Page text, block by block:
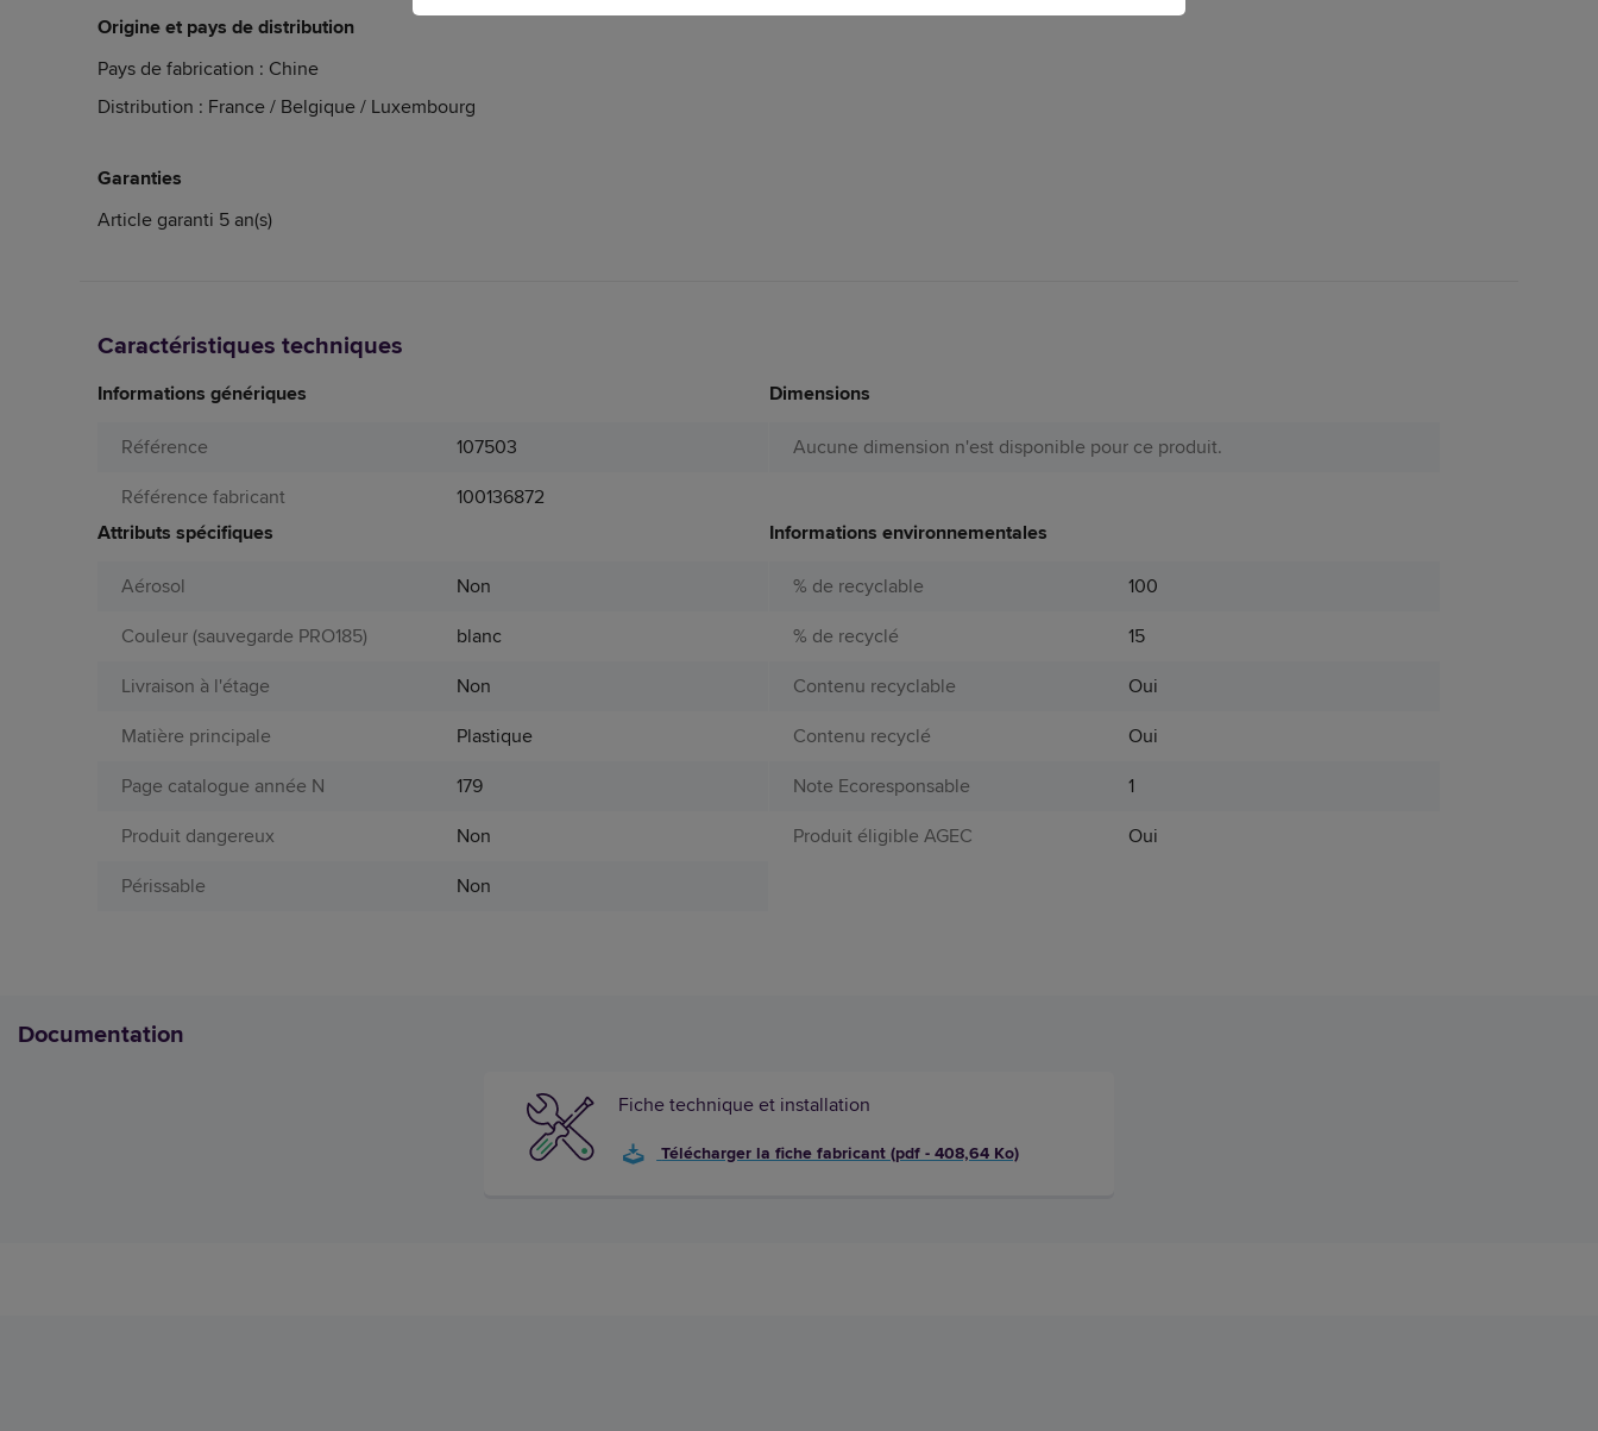
Origine et pays de distribution
Pays de fabrication : Chine
Distribution : France / Belgique / Luxembourg
Garanties
Article garanti 5 an(s)
Caractéristiques techniques
Informations génériques
Référence
107503
Référence fabricant
100136872
Dimensions
Aucune dimension n'est disponible pour ce produit.
Attributs spécifiques
Aérosol
Non
Couleur (sauvegarde PRO185)
blanc
Livraison à l'étage
Non
Matière principale
Plastique
Page catalogue année N
179
Produit dangereux
Non
Périssable
Non
Informations environnementales
% de recyclable
100
% de recyclé
15
Contenu recyclable
Oui
Contenu recyclé
Oui
Note Ecoresponsable
1
Produit éligible AGEC
Oui
Documentation
Fiche technique et installation
Télécharger la fiche fabricant (pdf - 408,64 Ko)